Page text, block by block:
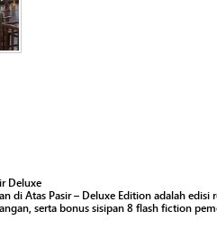
Deluxe
di Atas Pasir – Deluxe Edition adalah
serta bonus sisipan 8 flash fiction